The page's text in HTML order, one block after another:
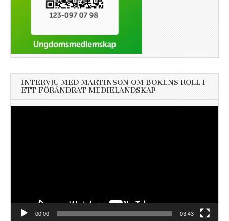
INTERVJU MED MARTINSON OM BOKENS ROLL I
ETT FÖRÄNDRAT MEDIELANDSKAP
00:00 03:43